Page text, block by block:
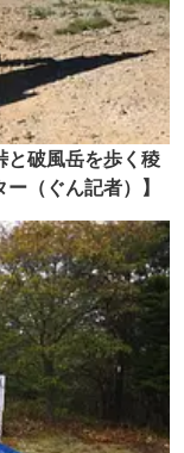
と破風岳を歩く稜
（ぐん記者）】